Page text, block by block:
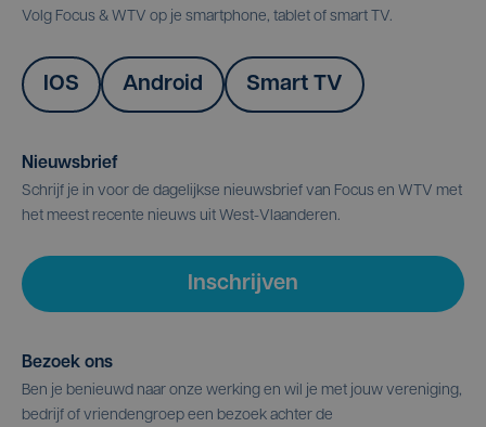
Volg Focus & WTV op je smartphone, tablet of smart TV.
IOS Android Smart TV
Nieuwsbrief
Schrijf je in voor de dagelijkse nieuwsbrief van Focus en WTV met
het meest recente nieuws uit West-Vlaanderen.
Inschrijven
Bezoek ons
Ben je benieuwd naar onze werking en wil je met jouw vereniging,
bedrijf of vriendengroep een bezoek achter de